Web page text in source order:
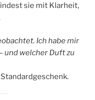
sie mit Klarheit,
Ich habe mir
und welcher Duft zu